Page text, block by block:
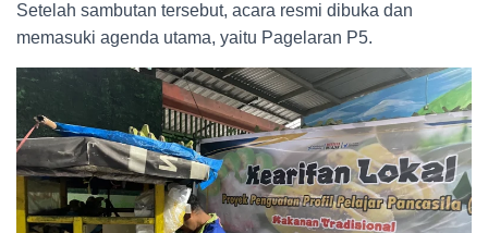
Setelah sambutan tersebut, acara resmi dibuka dan
memasuki agenda utama, yaitu Pagelaran P5.